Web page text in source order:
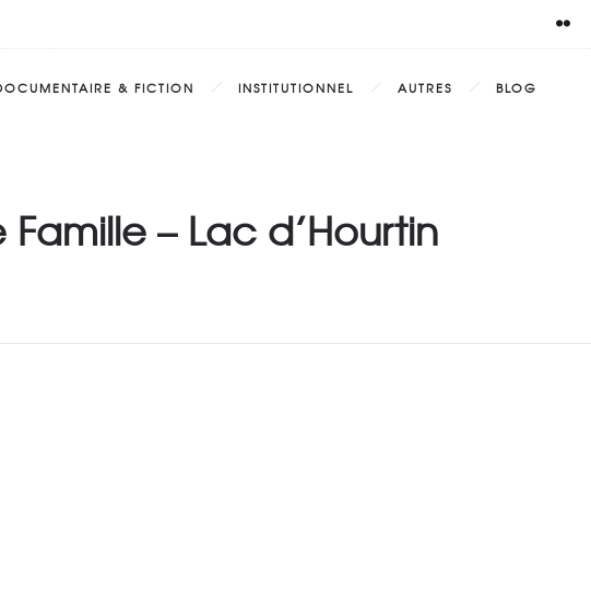
& FICTION INSTITUTIONNEL AUTRES
BLOG
– Lac d’Hourtin